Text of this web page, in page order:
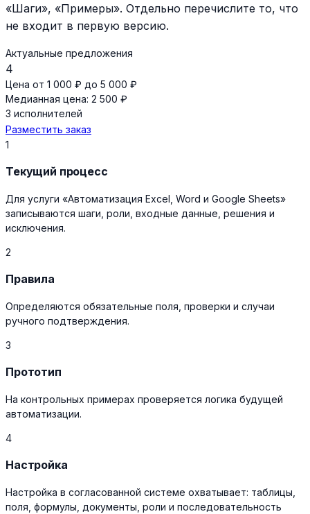
«Шаги», «Примеры». Отдельно перечислите то, что
не входит в первую версию.
Актуальные предложения
4
Цена от 1 000 ₽ до 5 000 ₽
Медианная цена: 2 500 ₽
3 исполнителей
Разместить заказ
1
Текущий процесс
Для услуги «Автоматизация Excel, Word и Google Sheets»
записываются шаги, роли, входные данные, решения и
исключения.
2
Правила
Определяются обязательные поля, проверки и случаи
ручного подтверждения.
3
Прототип
На контрольных примерах проверяется логика будущей
автоматизации.
4
Настройка
Настройка в согласованной системе охватывает: таблицы,
поля, формулы, документы, роли и последовательность